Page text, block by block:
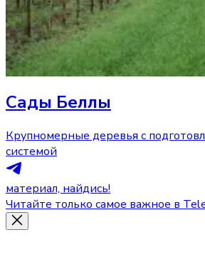
Сады Беллы
Крупномерные деревья с
системой
материал, найдись!
Читайте только самое важное в